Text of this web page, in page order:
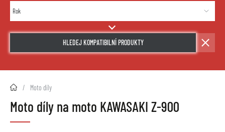
HLEDEJ KOMPATIBILNÍ PRODUKTY
2HMOTO.cz Moto díly
Moto díly na moto KAWASAKI Z-900